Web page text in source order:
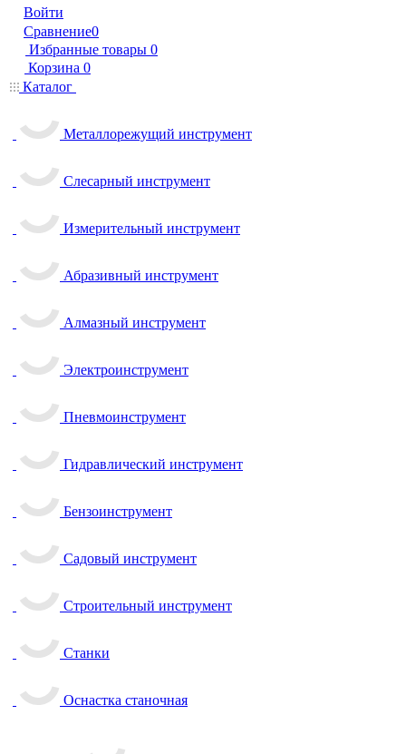
Войти
Сравнение0
Избранные товары 0
Корзина 0
Каталог
Металлорежущий инструмент
Слесарный инструмент
Измерительный инструмент
Абразивный инструмент
Алмазный инструмент
Электроинструмент
Пневмоинструмент
Гидравлический инструмент
Бензоинструмент
Садовый инструмент
Строительный инструмент
Станки
Оснастка станочная